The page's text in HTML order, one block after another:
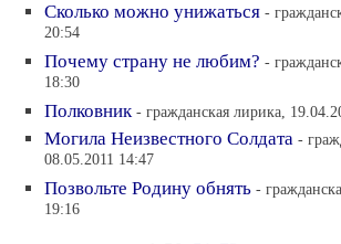
Сколько можно унижаться -
20:54
Почему страну не любим? -
18:30
Полковник - гражданская лирика,
Могила Неизвестного Солдата -
08.05.2011 14:47
Позвольте Родину обнять -
19:16